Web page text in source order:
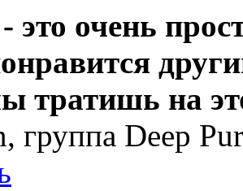
это очень
тратишь на
группа Deep